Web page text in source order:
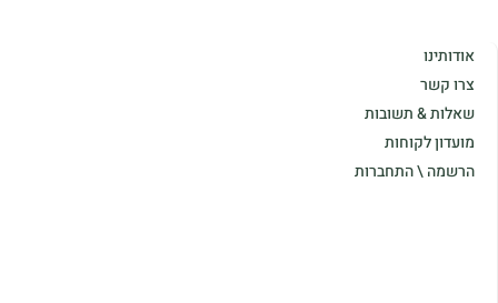
אודותינו
צרו קשר
שאלות & תשובות
מועדון לקוחות
הרשמה \ התחברות